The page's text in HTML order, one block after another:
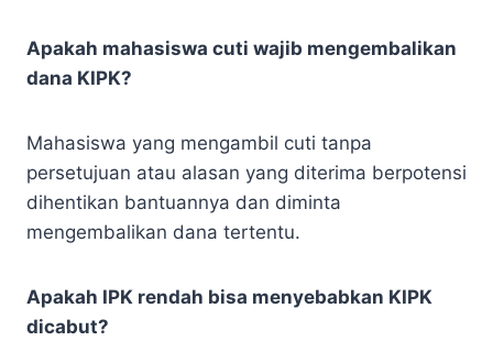
Apakah mahasiswa cuti wajib mengembalikan
dana KIPK?
Mahasiswa yang mengambil cuti tanpa
persetujuan atau alasan yang diterima berpotensi
dihentikan bantuannya dan diminta
mengembalikan dana tertentu.
Apakah IPK rendah bisa menyebabkan KIPK
dicabut?